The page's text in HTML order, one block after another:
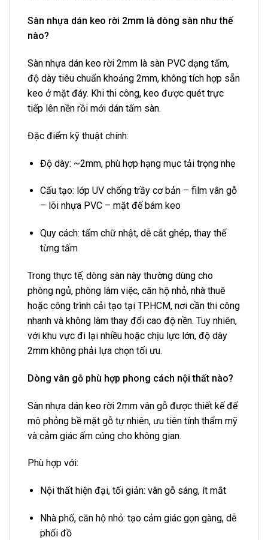
Sàn nhựa dán keo rời 2mm là dòng sàn như thế
nào?
Sàn nhựa dán keo rời 2mm là sàn PVC dạng tấm,
độ dày tiêu chuẩn khoảng 2mm, không tích hợp sẵn
keo ở mặt đáy. Khi thi công, keo được quét trực
tiếp lên nền rồi mới dán tấm sàn.
Đặc điểm kỹ thuật chính:
Độ dày: ~2mm, phù hợp hạng mục tải trọng nhẹ
Cấu tạo: lớp UV chống trầy cơ bản – film vân gỗ
– lõi nhựa PVC – mặt đế bám keo
Quy cách: tấm chữ nhật, dễ cắt ghép, thay thế
từng tấm
Trong thực tế, dòng sàn này thường dùng cho
phòng ngủ, phòng làm việc, căn hộ nhỏ, nhà thuê
hoặc công trình cải tạo tại TP.HCM, nơi cần thi công
nhanh và không làm thay đổi cao độ nền. Tuy nhiên,
với khu vực đi lại nhiều hoặc chịu lực lớn, độ dày
2mm không phải lựa chọn tối ưu.
Dòng vân gỗ phù hợp phong cách nội thất nào?
Sàn nhựa dán keo rời 2mm vân gỗ được thiết kế để
mô phỏng bề mặt gỗ tự nhiên, ưu tiên tính thẩm mỹ
và cảm giác ấm cúng cho không gian.
Phù hợp với:
Nội thất hiện đại, tối giản: vân gỗ sáng, ít mắt
Nhà phố, căn hộ nhỏ: tạo cảm giác gọn gàng, dễ
phối đồ